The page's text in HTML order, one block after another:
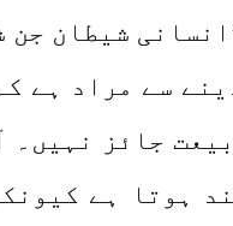
شیطان
سے مراد ہے
جائز
ہوتا ہے